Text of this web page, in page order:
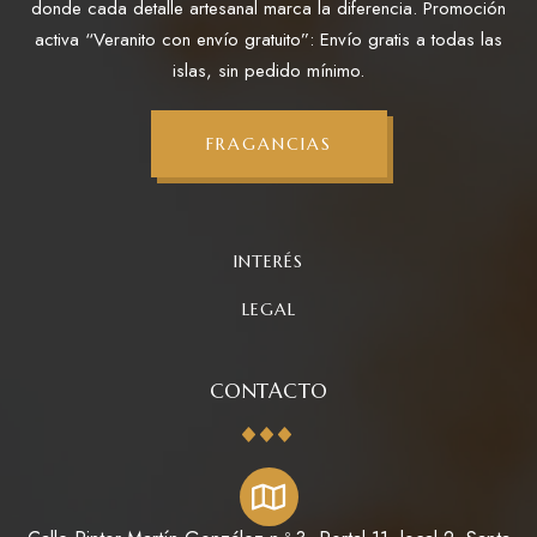
donde cada detalle artesanal marca la diferencia. Promoción
activa “Veranito con envío gratuito”: Envío gratis a todas las
islas, sin pedido mínimo.
FRAGANCIAS
INTERÉS
LEGAL
CONTACTO